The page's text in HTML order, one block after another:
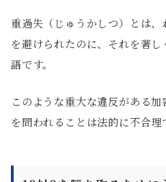
重過失（じゅうかしつ）とは
を避けられたのに、それを著
語です。
このような重大な違反がある
を問われることは法的に不合理